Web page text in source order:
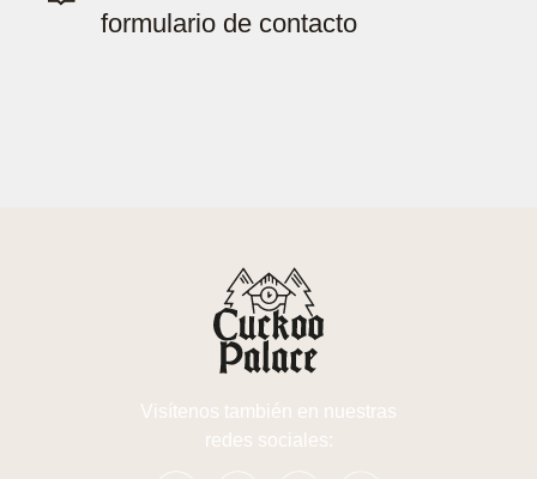
formulario de contacto
Visítenos también en nuestras
redes sociales: